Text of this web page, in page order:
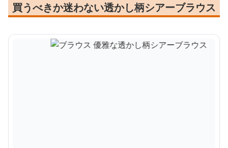
買うべきか迷わない透かし柄シアーブラウス